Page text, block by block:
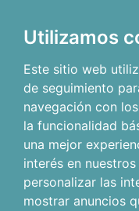
Utilizamos
Este sitio web
de seguimiento
navegación con
la funcionalidad
una mejor
interés en
personalizar las
mostrar anuncios